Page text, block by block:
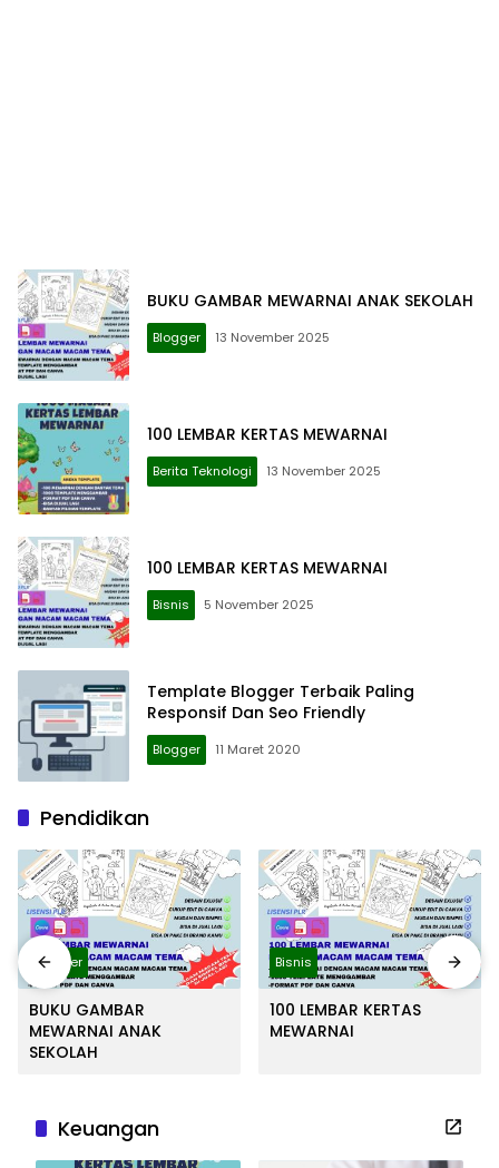
BUKU GAMBAR MEWARNAI ANAK SEKOLAH
Blogger 13 November 2025
100 LEMBAR KERTAS MEWARNAI
Berita Teknologi 13 November 2025
100 LEMBAR KERTAS MEWARNAI
Bisnis 5 November 2025
Template Blogger Terbaik Paling
Responsif Dan Seo Friendly
Blogger 11 Maret 2020
Pendidikan
Blogger
BUKU GAMBAR
MEWARNAI ANAK
SEKOLAH
Bisnis
100 LEMBAR KERTAS
MEWARNAI
Keuangan